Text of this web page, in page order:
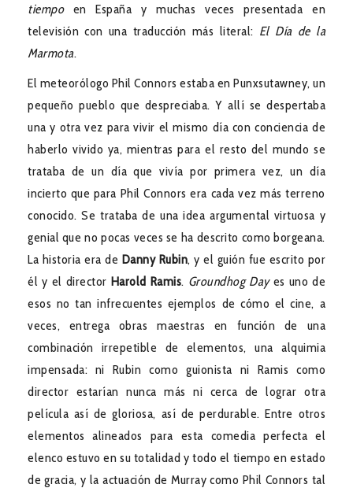
tiempoen España y muchas veces presentada en
televisión con una traducción más literal: El Día de la
Marmota.
El meteorólogo Phil Connors estaba en Punxsutawney, un
pequeño pueblo que despreciaba. Y allí se despertaba
una y otra vez para vivir el mismo día con conciencia de
haberlo vivido ya, mientras para el resto del mundo se
trataba de un día que vivía por primera vez, un día
incierto que para Phil Connors era cada vez más terreno
conocido. Se trataba de una idea argumental virtuosa y
genial que no pocas veces se ha descrito como borgeana.
La historia era de Danny Rubin, y el guión fue escrito por
él y el director Harold Ramis. Groundhog Dayes uno de
esos no tan infrecuentes ejemplos de cómo el cine, a
veces, entrega obras maestras en función de una
combinación irrepetible de elementos, una alquimia
impensada: ni Rubin como guionista ni Ramis como
director estarían nunca más ni cerca de lograr otra
película así de gloriosa, así de perdurable. Entre otros
elementos alineados para esta comedia perfecta el
elenco estuvo en su totalidad y todo el tiempo en estado
de gracia, y la actuación de Murray como Phil Connors tal